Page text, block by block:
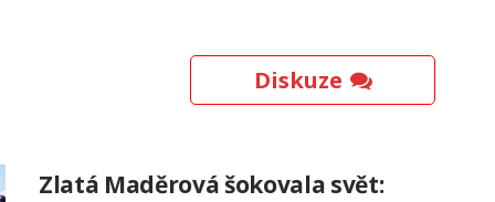
Diskuze
Zlatá Maděrová šokovala svět: